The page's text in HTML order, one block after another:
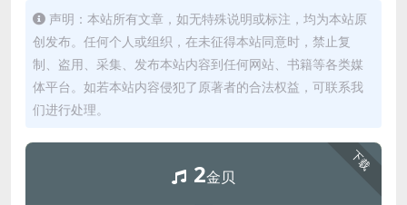
声明：本站所有文章，如无特殊说明或标注，均为本站原
创发布。任何个人或组织，在未征得本站同意时，禁止复
制、盗用、采集、发布本站内容到任何网站、书籍等各类媒
体平台。如若本站内容侵犯了原著者的合法权益，可联系我
们进行处理。
下载
2金贝